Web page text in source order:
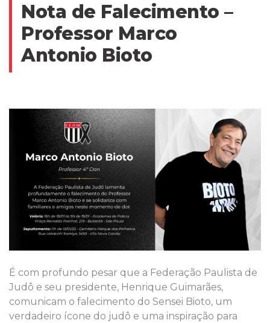
Nota de Falecimento –
Professor Marco
Antonio Bioto
É com profundo pesar que a Federação Paulista de
Judô e seu presidente, Henrique Guimarães,
comunicam o falecimento do Sensei Bioto, um
verdadeiro ícone do judô e uma inspiração para